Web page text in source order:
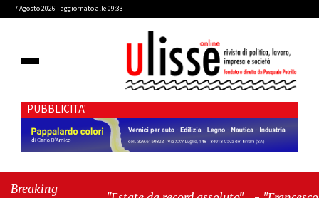
7 Agosto 2026 - aggiornato alle 09:33
PUBBLICITA'
Breaking